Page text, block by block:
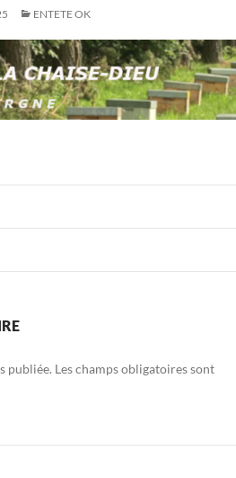
ENTETE OK
publiée. Les champs obligatoires sont